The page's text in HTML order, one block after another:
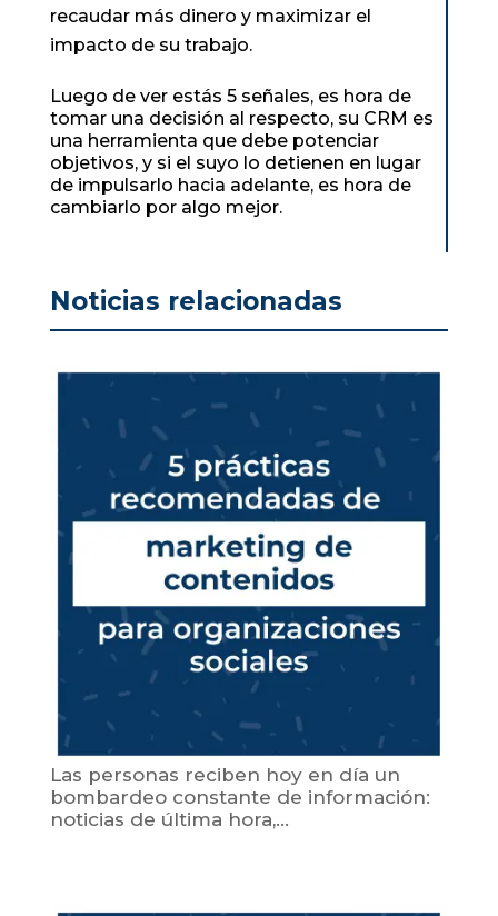
recaudar más dinero y maximizar el
impacto de su trabajo.
Luego de ver estás 5 señales, es hora de
tomar una decisión al respecto, su CRM es
una herramienta que debe potenciar
objetivos, y si el suyo lo detienen en lugar
de impulsarlo hacia adelante, es hora de
cambiarlo por algo mejor.
Noticias relacionadas
Las personas reciben hoy en día un
bombardeo constante de información:
noticias de última hora,...